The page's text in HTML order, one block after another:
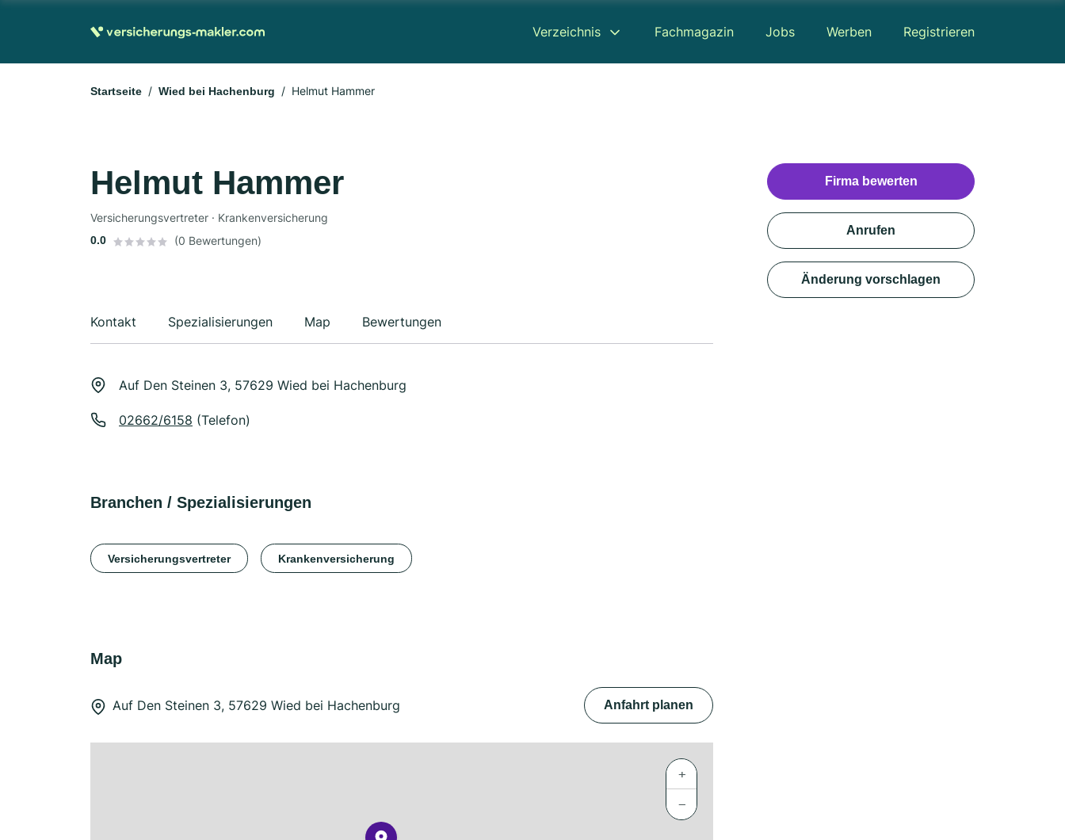
Verzeichnis Fachmagazin Jobs Werben Registrieren
Startseite Wied bei Hachenburg Helmut Hammer
Helmut Hammer
Versicherungsvertreter · Krankenversicherung
0.0 (0 Bewertungen)
Kontakt Spezialisierungen Map Bewertungen
Auf Den Steinen 3, 57629 Wied bei Hachenburg
02662/6158 (Telefon)
Branchen / Spezialisierungen
Versicherungsvertreter Krankenversicherung
Map
Auf Den Steinen 3, 57629 Wied bei Hachenburg Anfahrt planen
+
−
Firma bewerten
Anrufen
Änderung vorschlagen